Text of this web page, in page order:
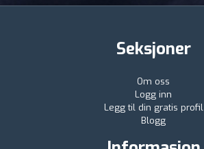
Seksjoner
Om oss
Logg inn
Legg til din gratis profil
Blogg